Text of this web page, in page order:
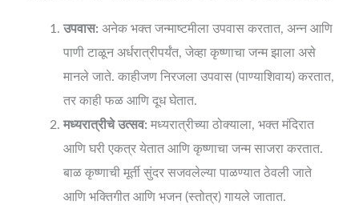
उपवास: अनेक भक्त जन्माष्टमीला उपवास करतात, अन्न आणि
पाणी टाळून अर्धरात्रीपर्यंत, जेव्हा कृष्णाचा जन्म झाला असे
मानले जाते. काहीजण निरजला उपवास (पाण्याशिवाय) करतात,
तर काही फळ आणि दूध घेतात.
मध्यरात्रीचे उत्सव: मध्यरात्रीच्या ठोक्याला, भक्त मंदिरात
आणि घरी एकत्र येतात आणि कृष्णाचा जन्म साजरा करतात.
बाळ कृष्णाची मूर्ती सुंदर सजवलेल्या पाळण्यात ठेवली जाते
आणि भक्तिगीत आणि भजन (स्तोत्र) गायले जातात.